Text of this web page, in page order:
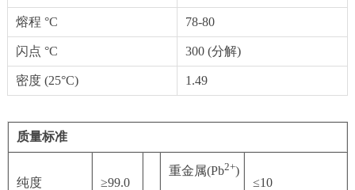
熔程 °C 78-80
闪点 °C 300 (分解)
密度 (25°C) 1.49
质量标准
纯度 ≥99.0
重金属(Pb2+)
≤10